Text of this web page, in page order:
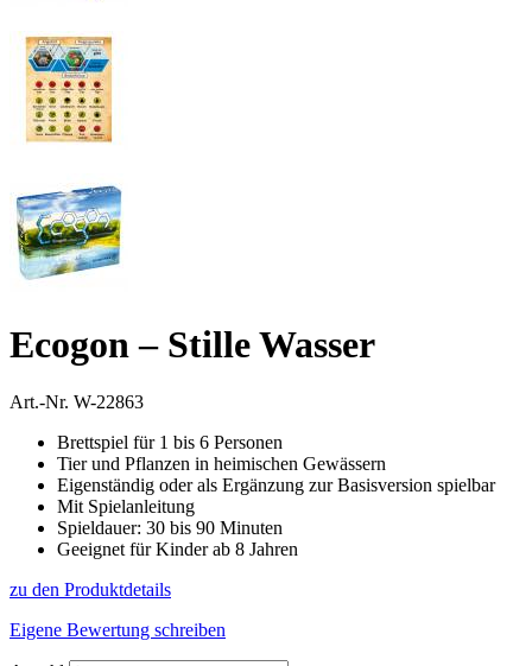
Ecogon – Stille Wasser
Art.-Nr. W-22863
Brettspiel für 1 bis 6 Personen
Tier und Pflanzen in heimischen Gewässern
Eigenständig oder als Ergänzung zur Basisversion spielbar
Mit Spielanleitung
Spieldauer: 30 bis 90 Minuten
Geeignet für Kinder ab 8 Jahren
zu den Produktdetails
Eigene Bewertung schreiben